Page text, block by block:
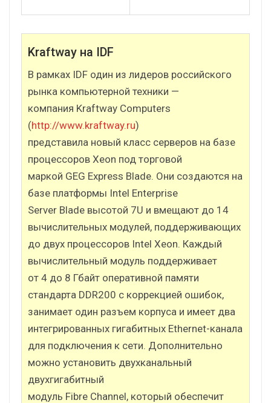
Kraftway на IDF
В рамках IDF один из лидеров российского
рынка компьютерной техники —
компания Kraftway Computers
(http://www.kraftway.ru)
представила новый класс серверов на базе
процессоров Xeon под торговой
маркой GEG Express Blade. Они создаются на
базе платформы Intel Enterprise
Server Blade высотой 7U и вмещают до 14
вычислительных модулей, поддерживающих
до двух процессоров Intel Xeon. Каждый
вычислительный модуль поддерживает
от 4 до 8 Гбайт оперативной памяти
стандарта DDR200 с коррекцией ошибок,
занимает один разъем корпуса и имеет два
интегрированных гигабитных Ethernet-канала
для подключения к сети. Дополнительно
можно установить двухканальный
двухгигабитный
модуль Fibre Channel, который обеспечит